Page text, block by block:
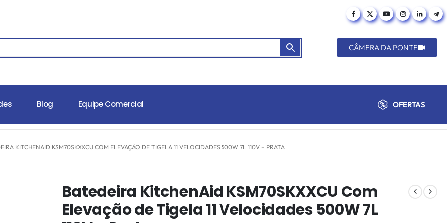
CÂMERA DA PONTE
Blog Equipe Comercial OFERTAS
KITCHENAID KSM70SKXXCU COM ELEVAÇÃO DE TIGELA 11 VELOCIDADES 500W 7L 110V – PRATA
Batedeira KitchenAid KSM70SKXXCU Com
Elevação de Tigela 11 Velocidades 500W 7L